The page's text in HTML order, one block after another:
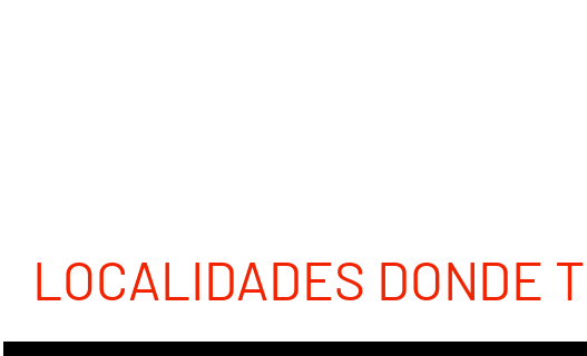
LOCALIDADES DONDE